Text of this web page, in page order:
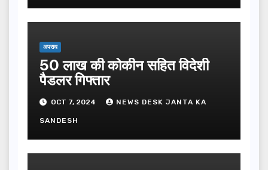
अपराध
50 लाख की कोकीन सहित विदेशी
पैडलर गिफ्तार
OCT 7, 2024 NEWS DESK JANTA KA
SANDESH